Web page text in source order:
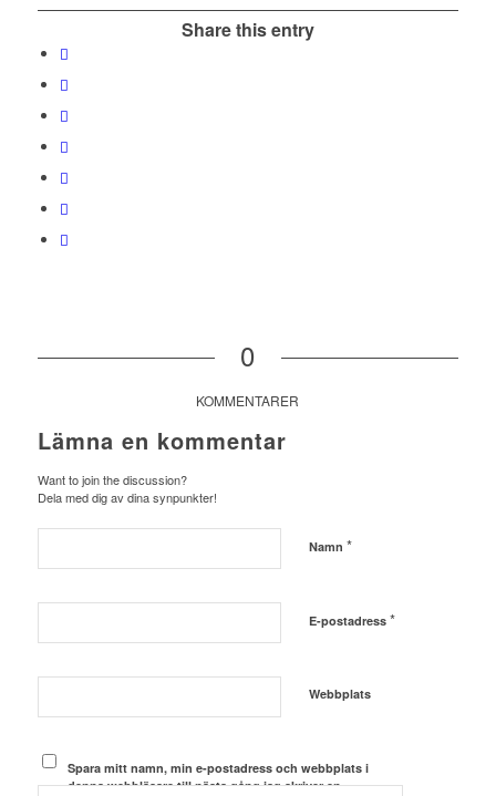
Share this entry
0
KOMMENTARER
Lämna en kommentar
Want to join the discussion?
Dela med dig av dina synpunkter!
Namn *
E-postadress *
Webbplats
Spara mitt namn, min e-postadress och webbplats i
denna webbläsare till nästa gång jag skriver en